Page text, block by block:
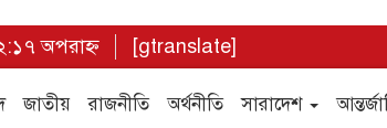
অপরাহ্ন [gtranslate]
জাতীয় রাজনীতি অর্থনীতি সারাদেশ